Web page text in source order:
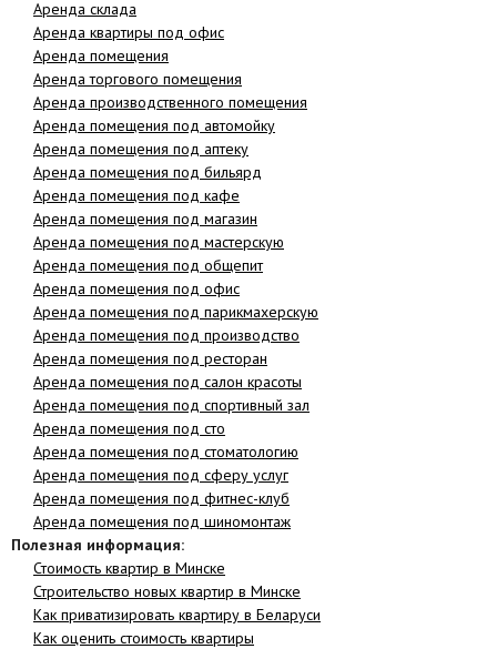
Аренда склада
Аренда квартиры под офис
Аренда помещения
Аренда торгового помещения
Аренда производственного помещения
Аренда помещения под автомойку
Аренда помещения под аптеку
Аренда помещения под бильярд
Аренда помещения под кафе
Аренда помещения под магазин
Аренда помещения под мастерскую
Аренда помещения под общепит
Аренда помещения под офис
Аренда помещения под парикмахерскую
Аренда помещения под производство
Аренда помещения под ресторан
Аренда помещения под салон красоты
Аренда помещения под спортивный зал
Аренда помещения под сто
Аренда помещения под стоматологию
Аренда помещения под сферу услуг
Аренда помещения под фитнес-клуб
Аренда помещения под шиномонтаж
Полезная информация:
Стоимость квартир в Минске
Строительство новых квартир в Минске
Как приватизировать квартиру в Беларуси
Как оценить стоимость квартиры